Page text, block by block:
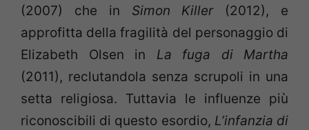
(2007) che in Simon Killer(2012), e
approfitta della fragilità del personaggio di
Elizabeth Olsen in La fuga di Martha
(2011), reclutandola senza scrupoli in una
setta religiosa. Tuttavia le influenze più
riconoscibili di questo esordio, L’infanzia di